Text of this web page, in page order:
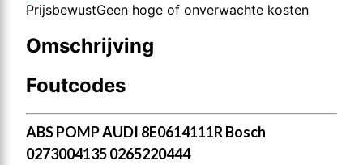
PrijsbewustGeen hoge of onverwachte kosten
Omschrijving
Foutcodes
ABS POMP AUDI 8E0614111R Bosch
0273004135 0265220444